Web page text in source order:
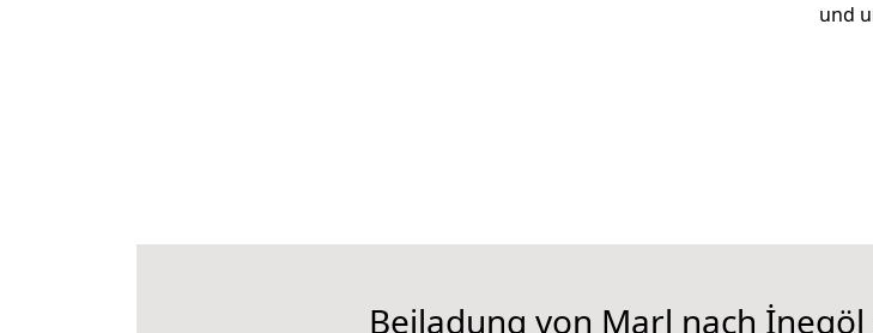
und
Beiladung von Marl nach